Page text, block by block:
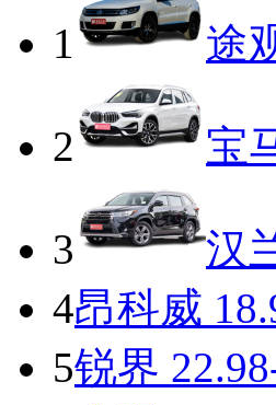
1 途
2 宝
3 汉
4昂科威
5锐界